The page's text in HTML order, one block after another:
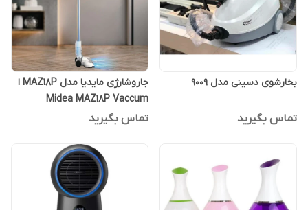
بخارشوی دسینی مدل 9009
تماس بگیرید
جاروشارژی مایدیا مدل MAZ18P ا
Midea MAZ18P Vaccum
Cleaner
تماس بگیرید